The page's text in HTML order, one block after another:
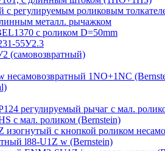
регулируемым роликовым
металл. рычажком
с роликом D=50mm
55У2.3
(самовозвратный)
несамовозвратный 1NO+1NC
регулируемый рычаг с мал.
с мал. роликом (Bernstein)
с кнопкой роликом
l88-U1Z w (Bernstein)